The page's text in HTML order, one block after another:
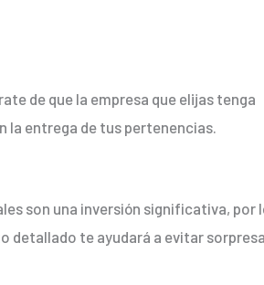
de que la empresa que elijas tenga
la entrega de tus pertenencias.
son una inversión significativa, por
detallado te ayudará a evitar